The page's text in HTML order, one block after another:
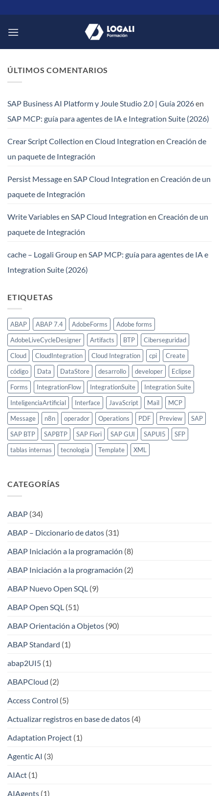
al
contenido
ÚLTIMOS COMENTARIOS
SAP Business AI Platform y Joule Studio 2.0 | Guía 2026en
SAP MCP: guía para agentes de IA e Integration Suite (2026)
Crear Script Collection en Cloud Integration en Creación de
un paquete de Integración
Persist Message en SAP Cloud Integration en Creación de un
paquete de Integración
Write Variables en SAP Cloud Integration en Creación de un
paquete de Integración
cache – Logali Groupen SAP MCP: guía para agentes de IA e
Integration Suite (2026)
ETIQUETAS
ABAP ABAP 7.4 AdobeForms
Adobe forms
AdobeLiveCycleDesigner
Artifacts BTP
Ciberseguridad
Cloud
CloudIntegration Cloud Integration cpi
Create
código
Data DataStore desarrollo developer
Eclipse
Forms
IntegrationFlow IntegrationSuite
Integration Suite
InteligenciaArtificial
Interface JavaScript Mail
MCP
Message
n8n operador Operations PDF Preview
SAP
SAP BTP
SAPBTP SAP Fiori SAP GUI SAPUI5
SFP
tablas internas
tecnologia Template XML
CATEGORÍAS
ABAP (34)
ABAP – Diccionario de datos (31)
ABAP Iniciación a la programación (8)
ABAP Iniciación a la programación (2)
ABAP Nuevo Open SQL (9)
ABAP Open SQL (51)
ABAP Orientación a Objetos (90)
ABAP Standard (1)
abap2UI5 (1)
ABAPCloud (2)
Access Control (5)
Actualizar registros en base de datos (4)
Adaptation Project (1)
Agentic AI (3)
AIAct (1)
AIAgents (1)